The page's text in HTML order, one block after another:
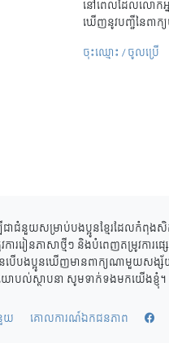
នៅពេលដែលលោកអ្
ឃើញនូវបញ្ជីនៃពា
ចុះឈ្មោះ / ចូលប្រើ
បីជាជំនួយសម្រាប់បងប្អូនខ្មែរដែលកំពុង
ការរៀនភាសាថ្មីៗ និងបំពេញតម្រូវការ
ើបងប្អូនឃើញមានពាក្យណាមួយសង្ស័យ
បល់ស្ថាបនា សូមទាក់ទងមកយើងខ្ញុំ។
យ គោលការណ៍ឯកជនភាព